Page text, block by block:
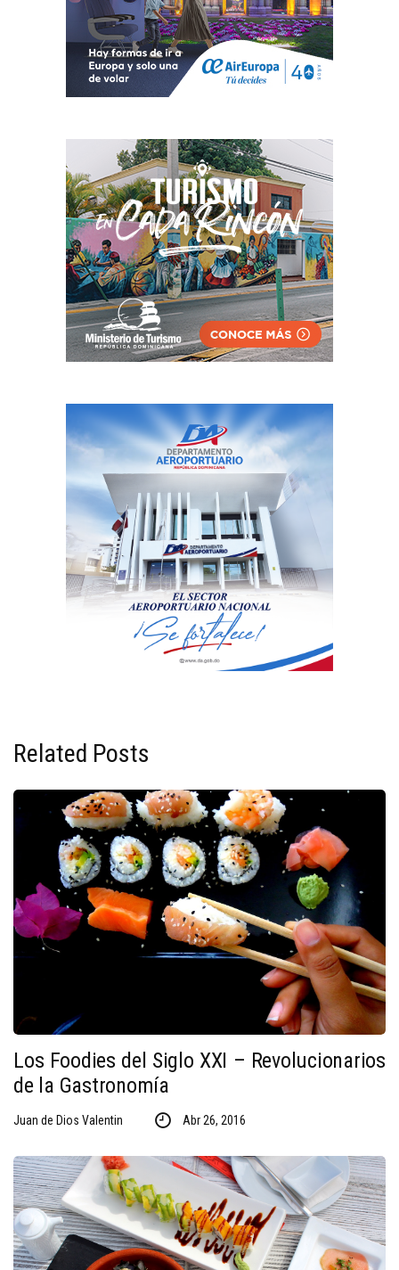
Related Posts
Los Foodies del Siglo XXI – Revolucionarios
de la Gastronomía
Juan de Dios Valentin Abr 26, 2016